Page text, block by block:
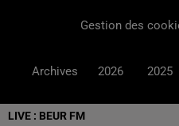
LIVE : BEUR FM
Gestion des
Archives 2026 2025